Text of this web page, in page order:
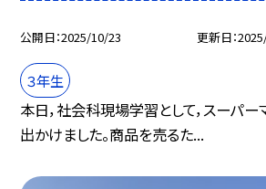
公開日 2025/10/23 更新日
３年生
本日，社会科現場学習として，スーパ
出かけました。商品を売るた...